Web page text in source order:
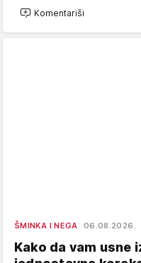
Komentariši
ŠMINKA I NEGA 06.08.2026.
Kako da vam usne